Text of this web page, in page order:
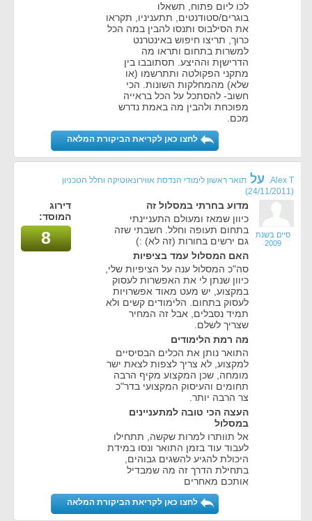
לכו ליום פתוח, תשאלו
בוגרים/סטודנטים, תתעניניו, תקראו
את הסילבוס ותנסו להבין במה הכל
כרוך, תריצו חיפוש באינטרנט
למשרות בתחום ותראו מה
הדרישןת וההיצע. תסתובבו בין
מתקני הפקולטה ותתרשמו (או
שלא) מהמחלקות השונות. הכי
חשוב- להסתכל על הכל בראייה
מפוכחת ולהבין מה באמת נדרש
מכם.
לחצו כאן לקריאת הביקורת המלאה
Alex T. על תואר ראשון לימודי הנדסת אווירונאוטיקה וחלל הטכניון
(24/11/2011)
סיים בשנת
2009
מדוע בחרתי במסלול זה
כיוון שמאז ומעולם התעניינתי
בתחום תעופה וחלל. חשבתי שזה
גם ירשים בחורות (זה לא) :)
האם המסלול עמד בציפיות
סה"כ המסלול ענה על הציפיות שלי,
כיוון שנתן לי את האפשרות לעסוק
במקצוע, יש מעט מאוד אפשרויות
לעסוק בתחום. הלימודים קשים ולא
תמיד נסבלים, אבל זה המחיר
שצריך לשלם.
מה רמת הלימודים
התואר נותן את הכלים הבסיסיים
למקצוע, לא צריך לצפות לצאת ישר
מומחה, שכן המקצוע מקיף הרבה
תחומים והעיסוק המקצועי בדר"כ
צר הרבה יותר.
העצה הכי טובה למתעניינים
במסלול
אל תוותרו למרות שקשה, תתחילו
לעבוד עוד בזמן התואר ונסו במידת
היכולת להגיע להשגים גבוהים,
בתחילת הדרך זה מה שמבדיל
אותכם מאחרים
דירוג
המוסד:
8
לחצו כאן לקריאת הביקורת המלאה